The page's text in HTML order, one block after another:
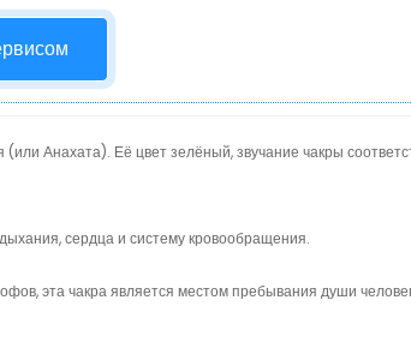
Анахата). Её цвет зелёный, звучание чакры
сердца и систему кровообращения.
эта чакра является местом пребывания души